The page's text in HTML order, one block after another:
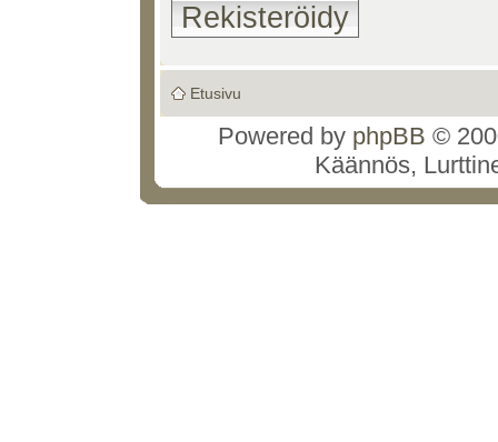
Rekisteröidy
Etusivu
Powered by phpBB ©
Käännös,